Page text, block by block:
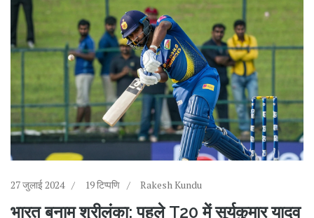
27 जुलाई 2024 19 टिप्पणि Rakesh Kundu
भारत बनाम श्रीलंका: पहले T20 में सूर्यकुमार यादव